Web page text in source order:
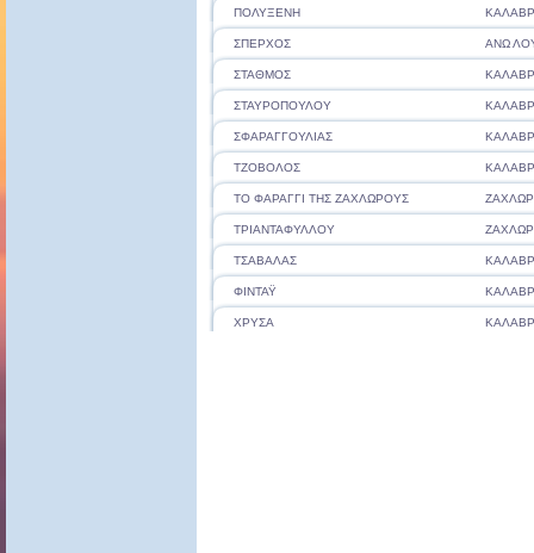
ΠΟΛΥΞΕΝΗ
ΣΠΕΡΧΟΣ ΑΝΩ
ΣΤΑΘΜΟΣ
ΣΤΑΥΡΟΠΟΥΛΟΥ
ΣΦΑΡΑΓΓΟΥΛΙΑΣ
ΤΖΟΒΟΛΟΣ
ΤΟ ΦΑΡΑΓΓΙ ΤΗΣ ΖΑΧΛΩΡΟΥΣ
ΤΡΙΑΝΤΑΦΥΛΛΟΥ
ΤΣΑΒΑΛΑΣ
ΦΙΝΤΑΫ
ΧΡΥΣΑ